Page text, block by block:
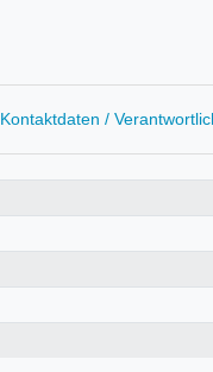
Kontaktdaten /